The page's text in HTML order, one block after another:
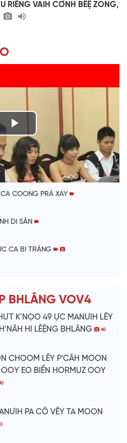
RIÊNG VAIH CƠNH BÊỆ ZONG,
P
l
a
V
i
e
o
BÁ
COONG PRÁ XAY
DI SẢN
CA BI TRÁNG
BHLÂNG VOV4
K’NỌO 49 ỰC MANƯIH LÊY
HI LÊỆNG BHLÂNG
CHOOM LÊY P’CĂH MOON
EO BIỂN HORMUZ OOY
PA CÔ VÊY TA MOON